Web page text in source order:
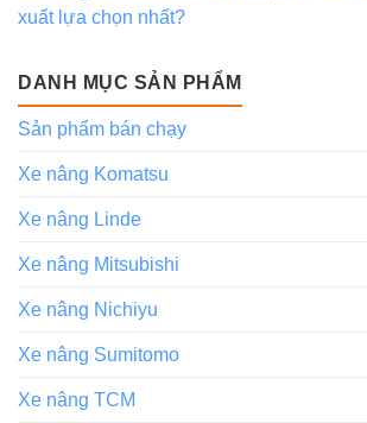
xuất lựa chọn nhất?
DANH MỤC SẢN PHẨM
Sản phẩm bán chạy
Xe nâng Komatsu
Xe nâng Linde
Xe nâng Mitsubishi
Xe nâng Nichiyu
Xe nâng Sumitomo
Xe nâng TCM